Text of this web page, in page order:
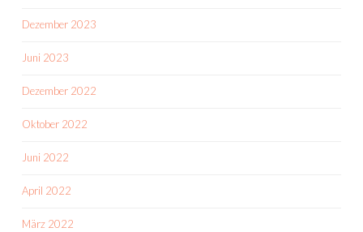
Dezember 2023
Juni 2023
Dezember 2022
Oktober 2022
Juni 2022
April 2022
März 2022